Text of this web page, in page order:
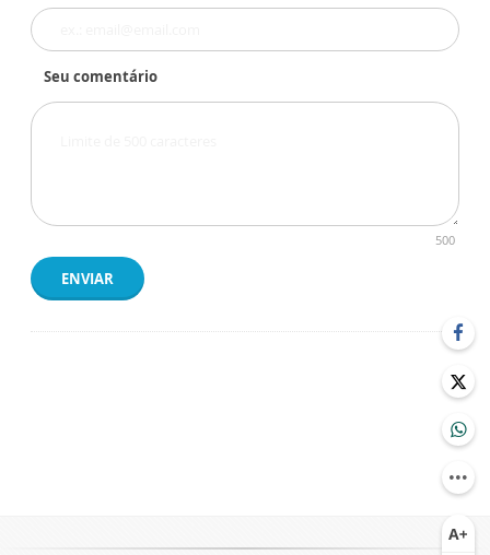
Seu comentário
500
ENVIAR